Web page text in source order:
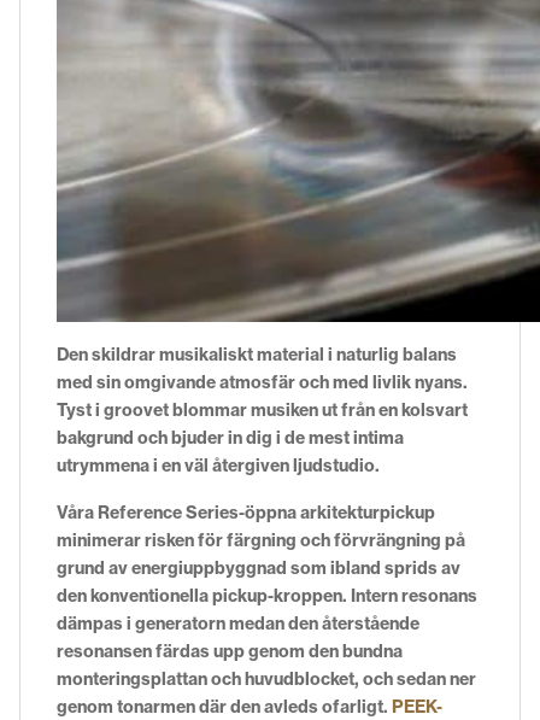
Den skildrar musikaliskt material i naturlig balans
med sin omgivande atmosfär och med livlik nyans.
Tyst i groovet blommar musiken ut från en kolsvart
bakgrund och bjuder in dig i de mest intima
utrymmena i en väl återgiven ljudstudio.
Våra Reference Series-öppna arkitekturpickup
minimerar risken för färgning och förvrängning på
grund av energiuppbyggnad som ibland sprids av
den konventionella pickup-kroppen. Intern resonans
dämpas i generatorn medan den återstående
resonansen färdas upp genom den bundna
monteringsplattan och huvudblocket, och sedan ner
genom tonarmen där den avleds ofarligt. PEEK-